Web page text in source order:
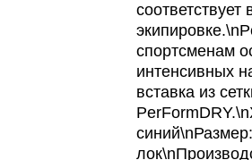
спортсменам
интенсивных
вставка из